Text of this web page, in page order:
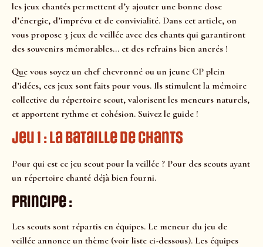
les jeux chantés permettent d’y ajouter une bonne dose
d’énergie, d’imprévu et de convivialité. Dans cet article, on
vous propose 3 jeux de veillée avec des chants qui garantiront
des souvenirs mémorables… et des refrains bien ancrés !
Que vous soyez un chef chevronné ou un jeune CP plein
d’idées, ces jeux sont faits pour vous. Ils stimulent la mémoire
collective du répertoire scout, valorisent les meneurs naturels,
et apportent rythme et cohésion. Suivez le guide !
Jeu 1 : La bataille de chants
Pour qui est ce jeu scout pour la veillée ? Pour des scouts ayant
un répertoire chanté déjà bien fourni.
Principe :
Les scouts sont répartis en équipes. Le meneur du jeu de
veillée annonce un thème (voir liste ci-dessous). Les équipes